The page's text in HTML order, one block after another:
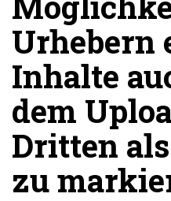
Urhebern
Inhalte
dem
Dritten
zu